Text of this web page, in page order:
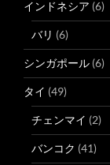
インドネシア (6)
バリ (6)
シンガポール (6)
タイ (49)
チェンマイ (2)
バンコク (41)